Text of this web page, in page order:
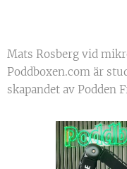
Mats Rosberg vid
Poddboxen.com är
skapandet av Podden